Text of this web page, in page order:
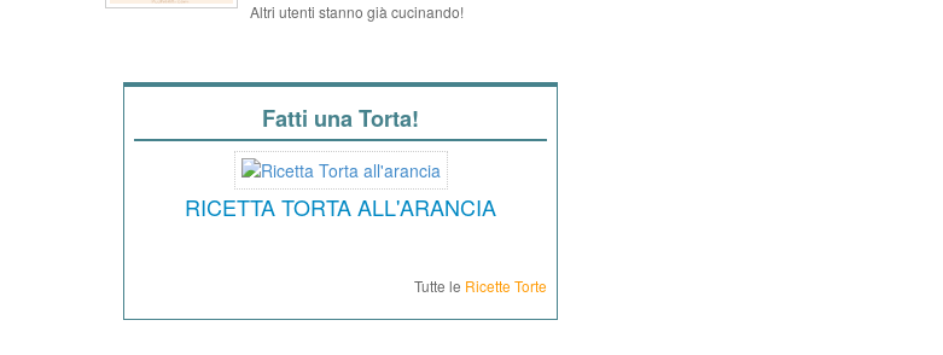
Altri utenti stanno già cucinando!
Fatti una Torta!
RICETTA TORTA ALL'ARANCIA
Tutte le Ricette Torte